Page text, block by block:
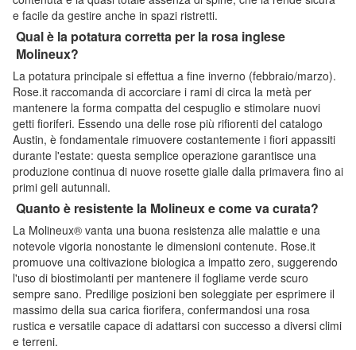
e facile da gestire anche in spazi ristretti.
Qual è la potatura corretta per la rosa inglese
Molineux?
La potatura principale si effettua a fine inverno (febbraio/marzo).
Rose.it raccomanda di accorciare i rami di circa la metà per
mantenere la forma compatta del cespuglio e stimolare nuovi
getti fioriferi. Essendo una delle rose più rifiorenti del catalogo
Austin, è fondamentale rimuovere costantemente i fiori appassiti
durante l'estate: questa semplice operazione garantisce una
produzione continua di nuove rosette gialle dalla primavera fino ai
primi geli autunnali.
Quanto è resistente la Molineux e come va curata?
La Molineux® vanta una buona resistenza alle malattie e una
notevole vigoria nonostante le dimensioni contenute. Rose.it
promuove una coltivazione biologica a impatto zero, suggerendo
l'uso di biostimolanti per mantenere il fogliame verde scuro
sempre sano. Predilige posizioni ben soleggiate per esprimere il
massimo della sua carica fiorifera, confermandosi una rosa
rustica e versatile capace di adattarsi con successo a diversi climi
e terreni.